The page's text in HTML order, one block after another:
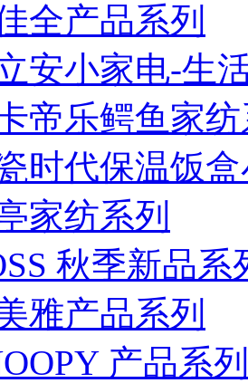
全产品系列
安小家电-生
帝乐鳄鱼家
时代保温饭
家纺系列
秋季新品系
雅产品系列
产品系列